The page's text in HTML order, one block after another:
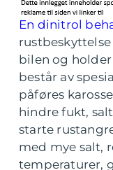
En dinitrol
bilen og
består av
påføres
hindre fukt,
starte
med mye salt,
temperaturer,